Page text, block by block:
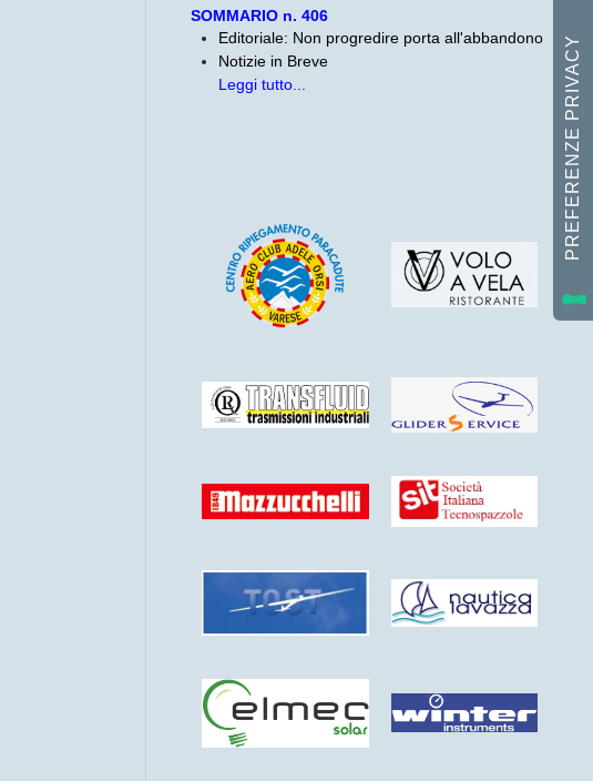
SOMMARIO n. 406
Editoriale: Non progredire porta all'abbandono
Notizie in Breve
Leggi tutto...